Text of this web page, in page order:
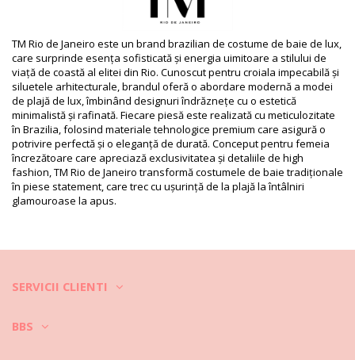
Departamentul: Femei, Costume de baie intregi
Ambalajul include: 1 x Costume de baie intregi (Nu sunt incluse
alte accesorii)
HS CODE: 6112.41.0010
SKU: 1981109182
EAN: XS (7899918044885), S (7899918044892), M (7899918044908),
L (7899918045073), XL (7899918045080)
Referinţă furnizor: S180102RB-BLACK
Greutate: 115g / 0.25lb / 4.06oz
Modelul nu corespunde în totalitate și acesta poate varia în
funcţie de croială
Fotografii retușate
Instrucţiuni de spălare și
de calitate, este obligatoriu dacă doriți să vă bucurați de costumul de
În primul rând, evitați suprafețele aspre. Atunci când doriți să vă
TM Rio de Janeiro este un brand brazilian de costume de baie de lux,
care surprinde esența sofisticată și energia uimitoare a stilului de
viață de coastă al elitei din Rio. Cunoscut pentru croiala impecabilă și
siluetele arhitecturale, brandul oferă o abordare modernă a modei
de plajă de lux, îmbinând designuri îndrăznețe cu o estetică
minimalistă și rafinată. Fiecare piesă este realizată cu meticulozitate
în Brazilia, folosind materiale tehnologice premium care asigură o
potrivire perfectă și o eleganță de durată. Conceput pentru femeia
încrezătoare care apreciază exclusivitatea și detaliile de high
fashion, TM Rio de Janeiro transformă costumele de baie tradiționale
în piese statement, care trec cu ușurință de la plajă la întâlniri
glamouroase la apus.
SERVICII CLIENTI
BBS